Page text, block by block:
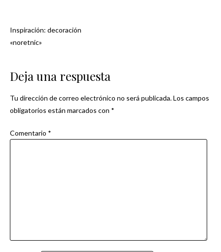
Navegación
Inspiración: decoración
«noretnic»
Deja una respuesta
Tu dirección de correo electrónico no será publicada.Los campos
obligatorios están marcados con *
Comentario *